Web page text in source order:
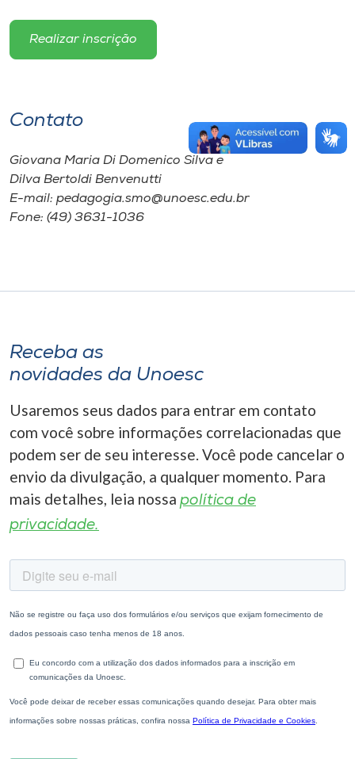
Realizar inscrição
Contato
Giovana Maria Di Domenico Silva e
Dilva Bertoldi Benvenutti
E-mail: pedagogia.smo@unoesc.edu.br
Fone: (49) 3631-1036
Receba as
novidades da Unoesc
Usaremos seus dados para entrar em contato
com você sobre informações correlacionadas que
podem ser de seu interesse. Você pode cancelar o
envio da divulgação, a qualquer momento. Para
mais detalhes, leia nossa política de
privacidade.